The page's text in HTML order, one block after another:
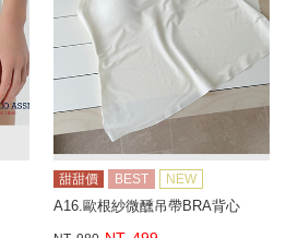
甜甜價 BEST NEW
A16.歐根紗微醺吊帶BRA背心